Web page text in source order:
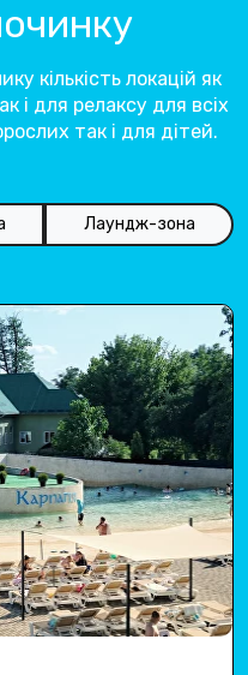
кількість локацій як
і для релаксу для всіх
так і для дітей.
Лаундж-зона